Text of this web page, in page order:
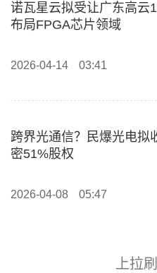
诺瓦星云拟受让广东高云
布局FPGA芯片领域
2026-04-14 03:41
跨界光通信？民爆光电拟
密51%股权
2026-04-08 05:47
上拉